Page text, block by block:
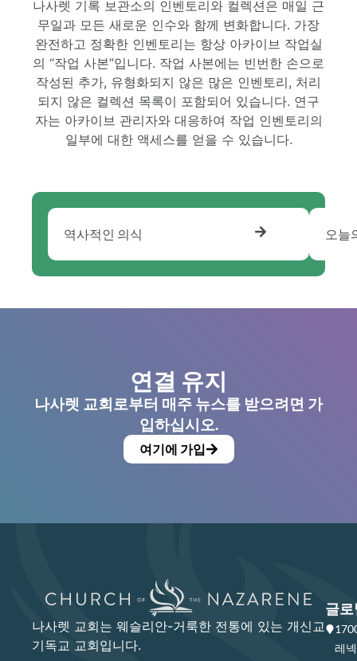
나사렛 기록 보관소의 인벤토리와 컬렉션은 매일 근
무일과 모든 새로운 인수와 함께 변화합니다. 가장
완전하고 정확한 인벤토리는 항상 아카이브 작업실
의 “작업 사본”입니다. 작업 사본에는 빈번한 손으로
작성된 추가, 유형화되지 않은 많은 인벤토리, 처리
되지 않은 컬렉션 목록이 포함되어 있습니다. 연구
자는 아카이브 관리자와 대응하여 작업 인벤토리의
일부에 대한 액세스를 얻을 수 있습니다.
역사적인 의식 오늘
연결 유지
나사렛 교회로부터 매주 뉴스를 받으려면 가
입하십시오.
여기에 가입
나사렛 교회는 웨슬리안-거룩한 전통에 있는 개신교
기독교 교회입니다.
글로
레